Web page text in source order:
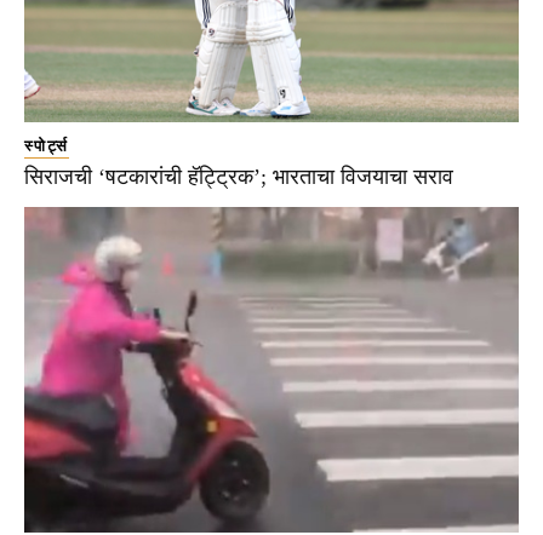
स्पोर्ट्स
सिराजची ‘षटकारांची हॅट्ट्रिक’; भारताचा विजयाचा सराव